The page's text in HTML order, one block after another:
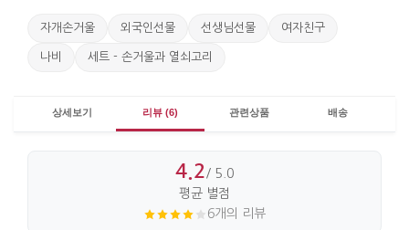
자개손거울 외국인선물 선생님선물 여자친구
나비 세트 - 손거울과 열쇠고리
상세보기 리뷰 (6) 관련상품 배송
4.2/ 5.0
평균 별점
6개의 리뷰